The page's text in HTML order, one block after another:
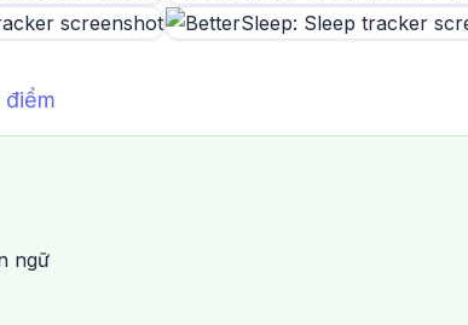
điểm
ngữ